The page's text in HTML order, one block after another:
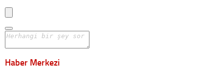
Haber Merkezi